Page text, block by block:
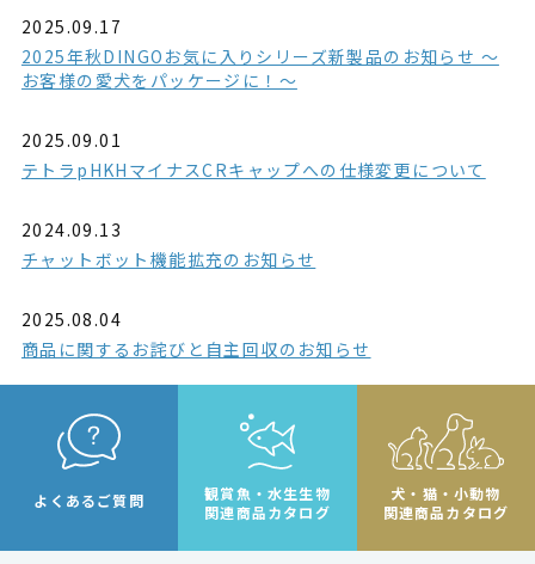
2025.09.17
2025年秋DINGOお気に入りシリーズ新製品のお知らせ ～
お客様の愛犬をパッケージに！～
2025.09.01
テトラpHKHマイナスCRキャップへの仕様変更について
2024.09.13
チャットボット機能拡充のお知らせ
2025.08.04
商品に関するお詫びと自主回収のお知らせ
よくあるご質問
観賞魚・水生生物
関連商品カタログ
犬・猫・小動物
関連商品カタログ